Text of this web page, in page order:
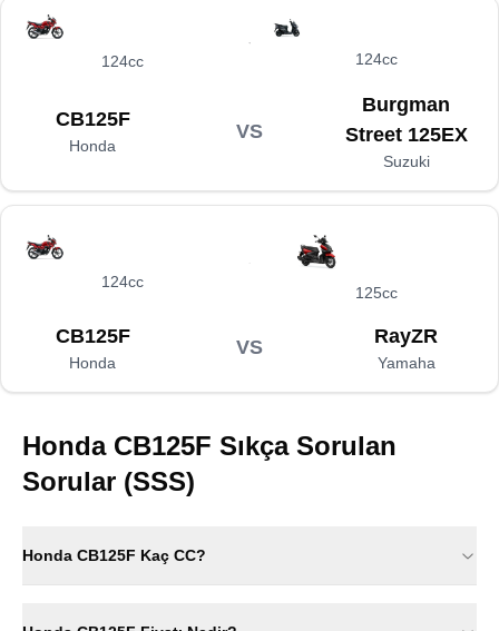
124cc 124cc
CB125F
Honda
VS
Burgman
Street 125EX
Suzuki
124cc
125cc
CB125F
Honda
VS
RayZR
Yamaha
Honda CB125F Sıkça Sorulan
Sorular (SSS)
Honda CB125F Kaç CC?